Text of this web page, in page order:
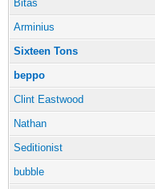
Bitas
Arminius
Sixteen Tons
beppo
Clint Eastwood
Nathan
Seditionist
bubble